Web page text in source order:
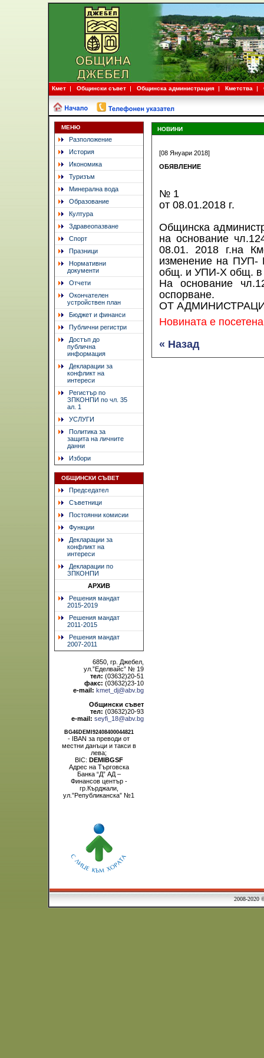
Кмет Общински съвет Общинска администрация Кметства
МЕНЮ
Разположение
История
Икономика
Туризъм
Минерална вода
Образование
Култура
Здравеопазване
Спорт
Празници
Нормативни
документи
Отчети
Окончателен
устройствен план
Бюджет и финанси
Публични регистри
Достъп до
публична
информация
Декларации за
конфликт на
интереси
Регистър по
ЗПКОНПИ по чл. 35
ал. 1
УСЛУГИ
Политика за
защита на личните
данни
Избори
ОБЩИНСКИ СЪВЕТ
Председател
Съветници
Постоянни комисии
Функции
Декларации за
конфликт на
интереси
Декларации по
ЗПКОНПИ
АРХИВ
Решения мандат
2015-2019
Решения мандат
2011-2015
Решения мандат
2007-2011
6850, гр. Джебел,
ул.”Еделвайс” № 19
тел: (03632)20-51
факс: (03632)23-10
e-mail: kmet_dj@abv.bg
Общински съвет
тел: (03632)20-93
e-mail: seyfi_18@abv.bg
BG46DEMI92408400044821
- IBAN за преводи от
местни данъци и такси в
лева;
BIC: DEMIBGSF
Адрес на Търговска
Банка “Д” АД –
Финансов център -
гр.Кърджали,
ул.”Републиканска” №1
НОВИНИ
[08 Януари 2018]
ОБЯВЛЕНИЕ
№ 1
от 08.01.2018 г.
Общинска
на основание
08.01. 2018 г.на
изменение на ПУП-
общ. и УПИ-Х общ. в
На основание
оспорване.
ОТ
Новината е
« Назад
2008-2020 ©